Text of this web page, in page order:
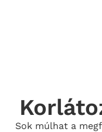
Sok múlhat a